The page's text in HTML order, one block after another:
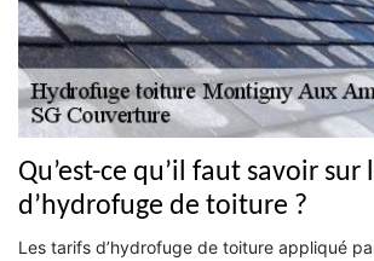
Qu’est-ce qu’il faut savoir sur
d’hydrofuge de toiture ?
Les tarifs d’hydrofuge de toiture appliqué